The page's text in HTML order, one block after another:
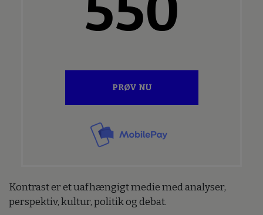
PRØV NU
Kontrast er et uafhængigt medie med analyser,
perspektiv, kultur, politik og debat.